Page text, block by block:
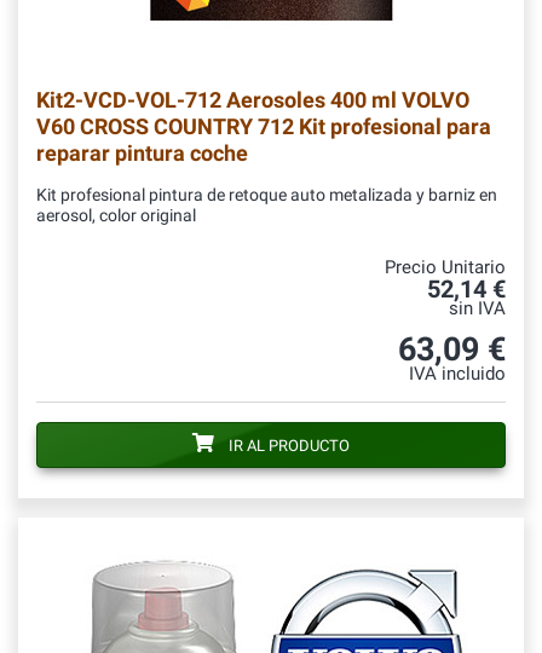
Kit2-VCD-VOL-712Aerosoles 400 ml VOLVO
V60 CROSS COUNTRY 712 Kit profesional para
reparar pintura coche
Kit profesional pintura de retoque auto metalizada y barniz en
aerosol, color original
Precio Unitario
52,14 €
sin IVA
63,09 €
IVA incluido
IR AL PRODUCTO